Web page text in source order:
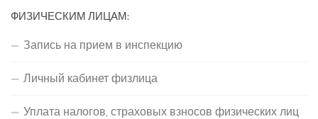
ФИЗИЧЕСКИМ ЛИЦАМ:
Запись на прием в инспекцию
Личный кабинет физлица
Уплата налогов, страховых взносов физических лиц